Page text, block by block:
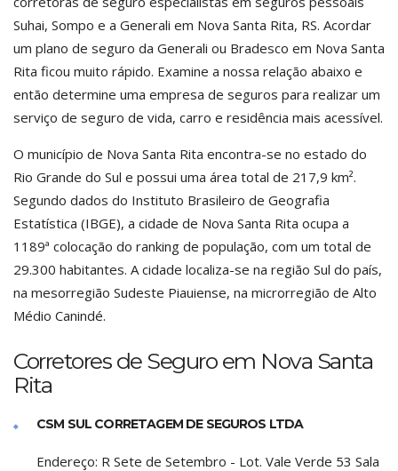
Suhai, Sompo e a Generali em Nova Santa Rita, RS. Acordar
um plano de seguro da Generali ou Bradesco em Nova Santa
Rita ficou muito rápido. Examine a nossa relação abaixo e
então determine uma empresa de seguros para realizar um
serviço de seguro de vida, carro e residência mais acessível.
O município de Nova Santa Rita encontra-se no estado do
Rio Grande do Sul e possui uma área total de 217,9 km².
Segundo dados do Instituto Brasileiro de Geografia
Estatística (IBGE), a cidade de Nova Santa Rita ocupa a
1189ª colocação do ranking de população, com um total de
29.300 habitantes. A cidade localiza-se na região Sul do país,
na mesorregião Sudeste Piauiense, na microrregião de Alto
Médio Canindé.
Corretores de Seguro em Nova Santa
Rita
CSM SUL CORRETAGEM DE SEGUROS LTDA
Endereço: R Sete de Setembro - Lot. Vale Verde 53 Sala